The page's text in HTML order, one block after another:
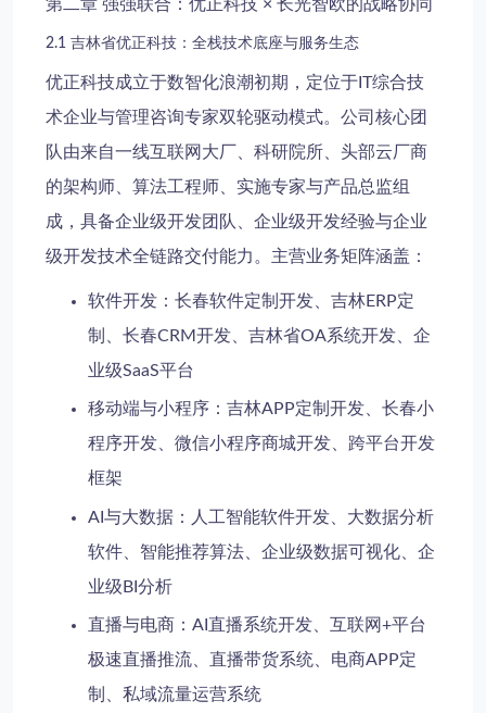
第二章 强强联合：优正科技 × 长光智欧的战略协同
2.1 吉林省优正科技：全栈技术底座与服务生态
优正科技成立于数智化浪潮初期，定位于IT综合技
术企业与管理咨询专家双轮驱动模式。公司核心团
队由来自一线互联网大厂、科研院所、头部云厂商
的架构师、算法工程师、实施专家与产品总监组
成，具备企业级开发团队 企业级开发经验与企业
级开发技术全链路交付能力。主营业务矩阵涵盖：
软件开发 ：长春软件定制开发、吉林ERP定
制、长春CRM开发、吉林省OA系统开发、企
业级SaaS平台
移动端与小程序 ：吉林APP定制开发、长春小
程序开发、微信小程序商城开发、跨平台开发
框架
AI与大数据 ：人工智能软件开发、大数据分析
软件、智能推荐算法、企业级数据可视化、企
业级BI分析
直播与电商 ：AI直播系统开发、互联网+平台
极速直播推流、直播带货系统、电商APP定
制、私域流量运营系统